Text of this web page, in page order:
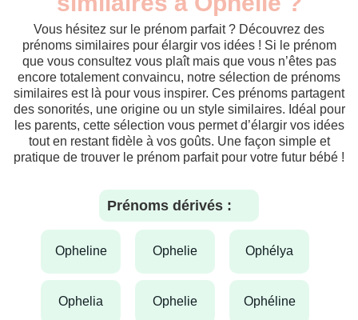
Vous hésitez sur le prénom parfait ? Découvrez des
prénoms similaires pour élargir vos idées ! Si le prénom
que vous consultez vous plaît mais que vous n’êtes pas
encore totalement convaincu, notre sélection de prénoms
similaires est là pour vous inspirer. Ces prénoms partagent
des sonorités, une origine ou un style similaires. Idéal pour
les parents, cette sélection vous permet d’élargir vos idées
tout en restant fidèle à vos goûts. Une façon simple et
pratique de trouver le prénom parfait pour votre futur bébé !
Prénoms dérivés :
opheline ophelie ophélya
ophelia ophelie ophéline